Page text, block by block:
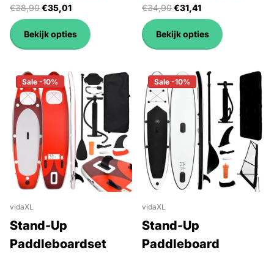
€38,90€35,01
Bekijk opties
€34,90€31,41
Bekijk opties
Sale -10%
vidaXL
Stand-Up
Paddleboardset
Sale -10%
vidaXL
Stand-Up
Paddleboard